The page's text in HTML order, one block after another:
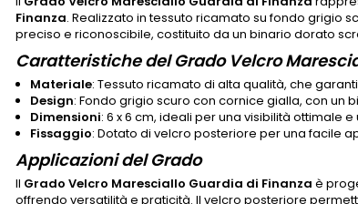
Finanza. Realizzato in tessuto ricamato su fondo grigio
preciso e riconoscibile, costituito da un binario dorato
Caratteristiche del Grado Velcro
Materiale: Tessuto ricamato di alta qualità, che
Design: Fondo grigio scuro con cornice gialla, con un
Dimensioni: 6 x 6 cm, ideali per una visibilità ottimale
Fissaggio: Dotato di velcro posteriore per una facile
Applicazioni del Grado
Il Grado Velcro Maresciallo Guardia di Finanza è
offrendo versatilità e praticità. Il velcro posteriore